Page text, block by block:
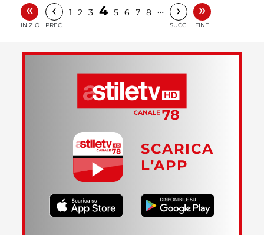
«
INIZIO
‹
PREC.
1 2 3 4 5 6 7 8 … ›
SUCC.
»
FINE
SCARICA
L’APP